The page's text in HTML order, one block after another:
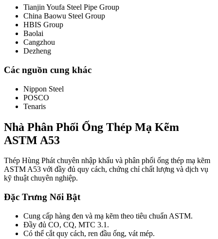
Tianjin Youfa Steel Pipe Group
China Baowu Steel Group
HBIS Group
Baolai
Cangzhou
Dezheng
Các nguồn cung khác
Nippon Steel
POSCO
Tenaris
Nhà Phân Phối Ống Thép Mạ Kẽm
ASTM A53
Thép Hùng Phát chuyên nhập khẩu và phân phối ống thép mạ kẽm
ASTM A53 với đầy đủ quy cách, chứng chỉ chất lượng và dịch vụ
kỹ thuật chuyên nghiệp.
Đặc Trưng Nổi Bật
Cung cấp hàng đen và mạ kẽm theo tiêu chuẩn ASTM.
Đầy đủ CO, CQ, MTC 3.1.
Có thể cắt quy cách, ren đầu ống, vát mép.